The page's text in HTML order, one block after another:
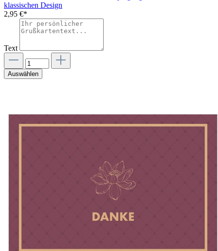
klassischen Design
2,95 €*
Text
Auswählen